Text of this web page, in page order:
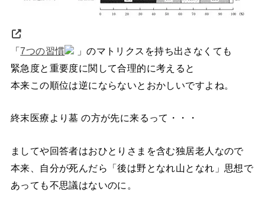
「7つの習慣
」のマトリクスを持ち出さなくても
緊急度と重要度に関して合理的に考えると
本来この順位は逆にならないとおかしいですよね。
終末医療より墓 の方が先に来るって・・・
ましてや回答者はおひとりさまを含む独居老人なので
本来、自分が死んだら「後は野となれ山となれ」思想で
あっても不思議はないのに。